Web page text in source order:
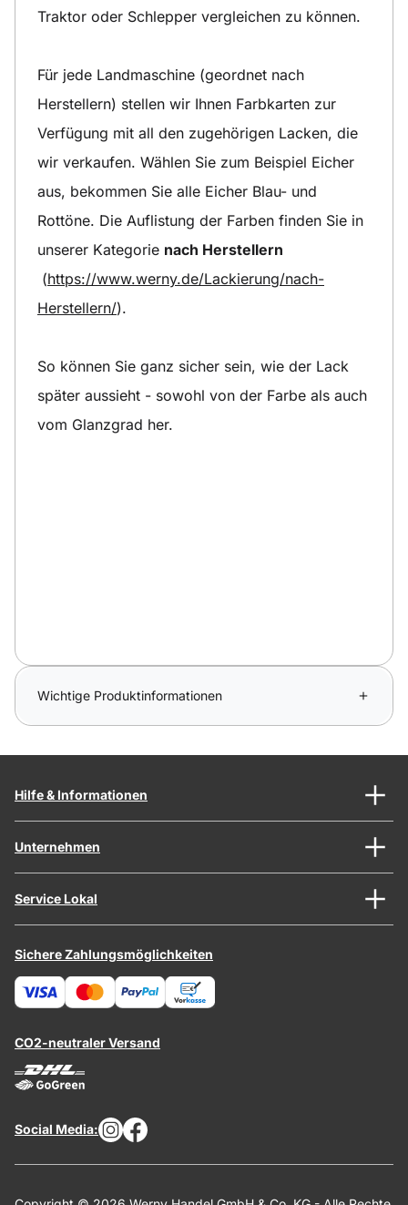
Traktor oder Schlepper vergleichen zu können.
Für jede Landmaschine (geordnet nach
Herstellern) stellen wir Ihnen Farbkarten zur
Verfügung mit all den zugehörigen Lacken, die
wir verkaufen. Wählen Sie zum Beispiel Eicher
aus, bekommen Sie alle Eicher Blau- und
Rottöne. Die Auflistung der Farben finden Sie in
unserer Kategorie nach Herstellern
(https://www.werny.de/Lackierung/nach-
Herstellern/).
So können Sie ganz sicher sein, wie der Lack
später aussieht - sowohl von der Farbe als auch
vom Glanzgrad her.
Wichtige Produktinformationen
Hilfe & Informationen
Unternehmen
Service Lokal
Sichere Zahlungsmöglichkeiten
CO2-neutraler Versand
Social Media: